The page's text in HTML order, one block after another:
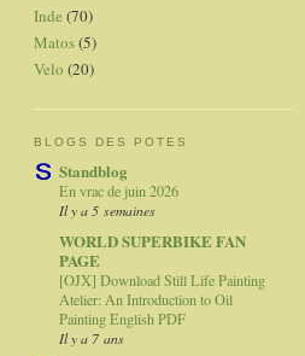
Inde (70)
Matos(5)
Velo (20)
BLOGS DES POTES
Standblog
En vrac de juin 2026
Il y a 5 semaines
WORLD SUPERBIKE FAN
PAGE
[OJX] Download Still Life Painting
Atelier: An Introduction to Oil
Painting English PDF
Il y a 7 ans